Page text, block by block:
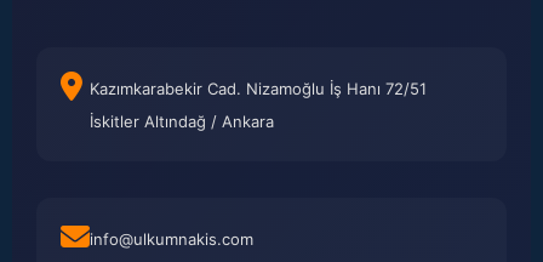
Kazımkarabekir Cad. Nizamoğlu İş Hanı 72/51
İskitler Altındağ / Ankara
info@ulkumnakis.com